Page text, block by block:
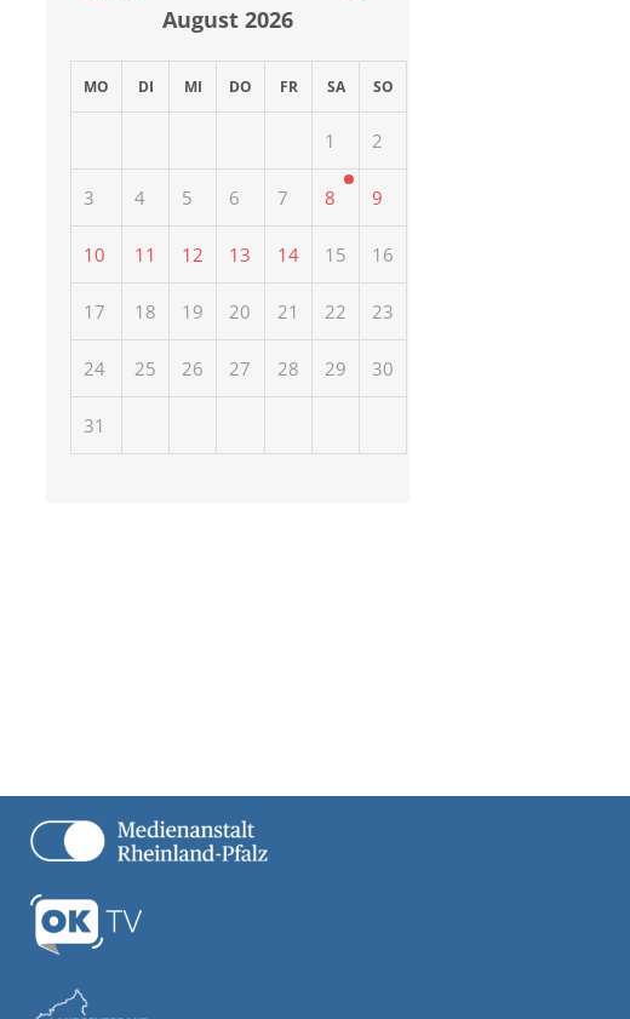
August 2026
MO DI MI DO FR SA SO
1 2
3 4 5 6 7 8 9
10 11 12 13 14 15 16
17 18 19 20 21 22 23
24 25 26 27 28 29 30
31